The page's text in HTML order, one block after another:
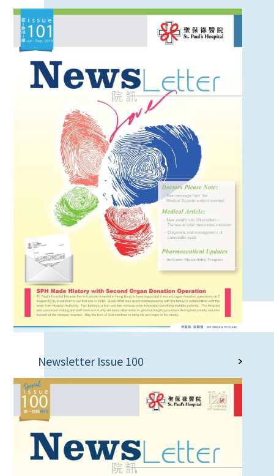
Newsletter Issue 100